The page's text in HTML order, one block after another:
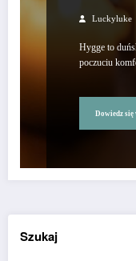
Luckyluke
Hygge to
poczuciu
Dowiedz się
Szukaj